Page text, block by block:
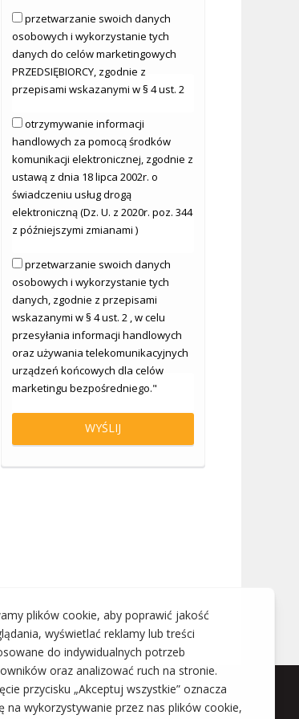
przetwarzanie swoich danych
osobowych i wykorzystanie tych
danych do celów marketingowych
PRZEDSIĘBIORCY, zgodnie z
przepisami wskazanymi w § 4 ust. 2
otrzymywanie informacji
handlowych za pomocą środków
komunikacji elektronicznej, zgodnie z
ustawą z dnia 18 lipca 2002r. o
świadczeniu usług drogą
elektroniczną (Dz. U. z 2020r. poz. 344
z późniejszymi zmianami )
przetwarzanie swoich danych
osobowych i wykorzystanie tych
danych, zgodnie z przepisami
wskazanymi w § 4 ust. 2 , w celu
przesyłania informacji handlowych
oraz używania telekomunikacyjnych
urządzeń końcowych dla celów
marketingu bezpośredniego."
Katarzyna Witkowska